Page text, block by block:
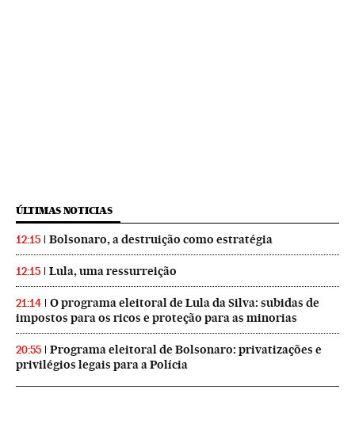
ÚLTIMAS NOTICIAS
12:15 Bolsonaro, a destruição como estratégia
12:15 Lula, uma ressurreição
21:14
O programa eleitoral de Lula da Silva: subidas de
impostos para os ricos e proteção para as minorias
20:55
Programa eleitoral de Bolsonaro: privatizações e
privilégios legais para a Polícia